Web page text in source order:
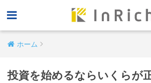
ホーム
投資を始めるならいくらが